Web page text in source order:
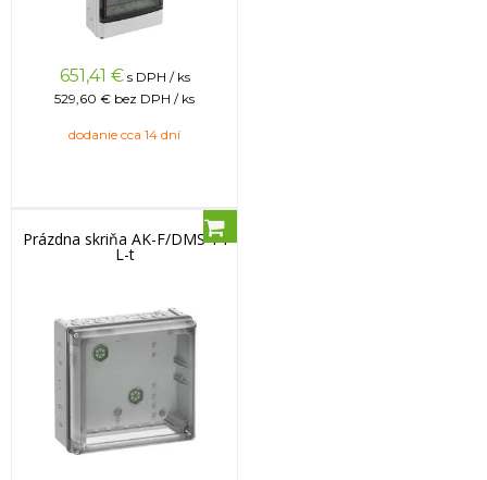
651,41 € s DPH / ks
529,60 € bez DPH / ks
dodanie cca 14 dní
Prázdna skriňa AK-F/DMS 14
L-t